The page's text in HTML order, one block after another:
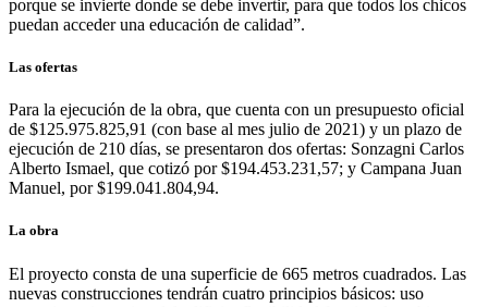
porque se invierte donde se debe invertir, para que todos los chicos
puedan acceder una educación de calidad”.
Las ofertas
Para la ejecución de la obra, que cuenta con un presupuesto oficial
de $125.975.825,91 (con base al mes julio de 2021) y un plazo de
ejecución de 210 días, se presentaron dos ofertas: Sonzagni Carlos
Alberto Ismael, que cotizó por $194.453.231,57; y Campana Juan
Manuel, por $199.041.804,94.
La obra
El proyecto consta de una superficie de 665 metros cuadrados. Las
nuevas construcciones tendrán cuatro principios básicos: uso